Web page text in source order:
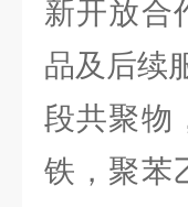
新开放合
品及后续
段共聚物
铁，聚苯